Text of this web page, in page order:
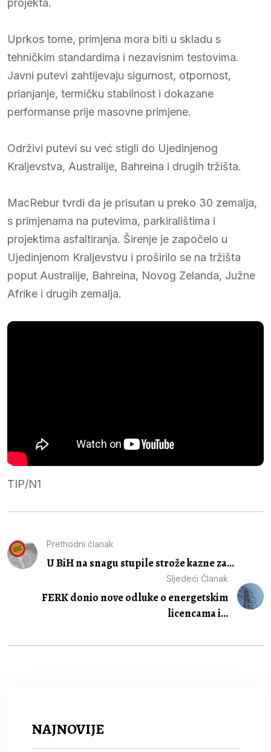
projekta.
Uprkos tome, primjena mora biti u skladu s
tehničkim standardima i nezavisnim testovima.
Javni putevi zahtijevaju sigurnost, otpornost,
prianjanje, termičku stabilnost i dokazane
performanse prije masovne primjene.
Održivi putevi su već stigli do Ujedinjenog
Kraljevstva, Australije, Bahreina i drugih tržišta.
MacRebur tvrdi da je prisutan u preko 30 zemalja,
s primjenama na putevima, parkiralištima i
projektima asfaltiranja. Širenje je započelo u
Ujedinjenom Kraljevstvu i proširilo se na tržišta
poput Australije, Bahreina, Novog Zelanda, Južne
Afrike i drugih zemalja.
TIP/N1
Prethodni članak
U BiH na snagu stupile strože kazne za...
Sljedeći Članak
FERK donio nove odluke o energetskim
licencama i...
NAJNOVIJE